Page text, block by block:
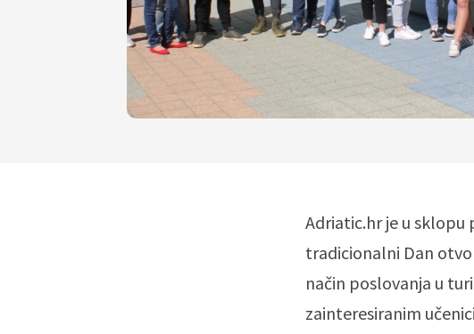
Adriatic.hr je u
tradicionalni Dan
način poslovanja u
zainteresiranim